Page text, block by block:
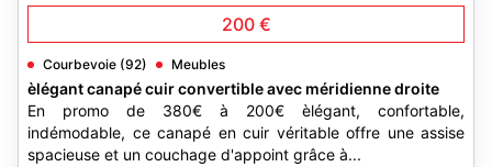
200 €
Courbevoie (92) Meubles
èlégant canapé cuir convertible avec méridienne droite
En promo de 380€ à 200€ èlégant, confortable,
indémodable, ce canapé en cuir véritable offre une assise
spacieuse et un couchage d'appoint grâce à...